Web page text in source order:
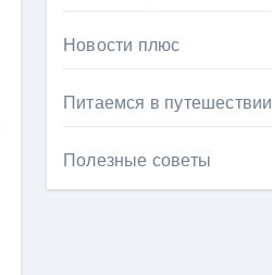
Новости плюс
Питаемся в путешествии
Полезные советы